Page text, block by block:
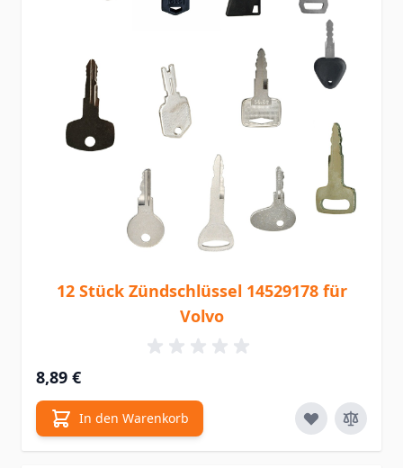
12 Stück Zündschlüssel 14529178 für
Volvo
8,89 €
In den Warenkorb